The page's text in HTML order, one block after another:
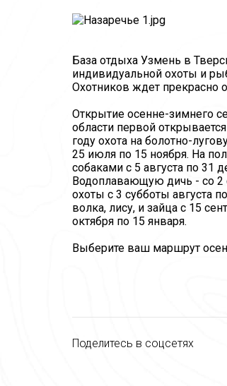
База отдыха Узмень в
индивидуальной охоты и
Охотников ждет прекрасно
Открытие осенне-зимнего
области первой
году охота на болотно-
25 июля по 15 ноября. На
собаками с 5 августа по 31
Водоплавающую дичь - со 2
охоты с 3 субботы августа
волка, лису, и зайца с 15
октября по 15 января.
Выберите ваш маршрут
Поделитесь в соцсетях